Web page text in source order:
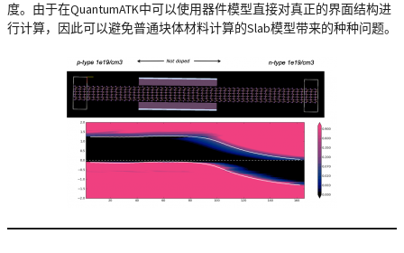
度。由于在QuantumATK中可以使用器件模型直接对真正的界面结构进
行计算，因此可以避免普通块体材料计算的Slab模型带来的种种问题。